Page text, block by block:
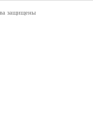
защищены